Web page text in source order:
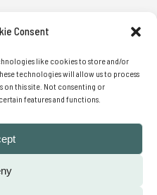
Consent
like cookies to store and/or
technologies will allow us to process
on this site. Not consenting or
features and functions.
NUESTRA